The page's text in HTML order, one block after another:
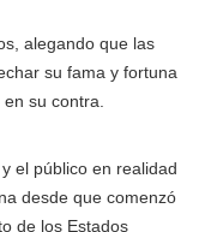
alegando que las
su fama y fortuna
su contra.
el público en realidad
desde que comenzó
de los Estados